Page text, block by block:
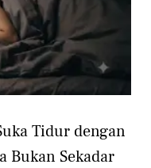
Tidur dengan
Bukan Sekadar